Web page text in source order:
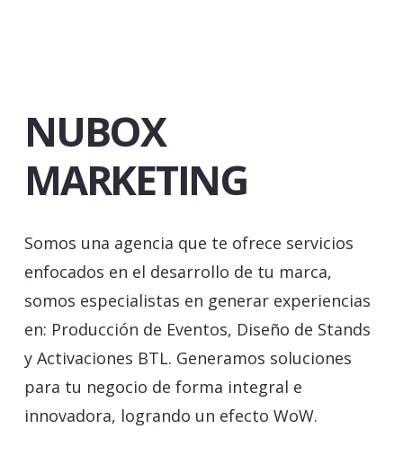
NUBOX
MARKETING
Somos una agencia que te ofrece servicios
enfocados en el desarrollo de tu marca,
somos especialistas en generar experiencias
en: Producción de Eventos, Diseño de Stands
y Activaciones BTL. Generamos soluciones
para tu negocio de forma integral e
innovadora, logrando un efecto WoW.